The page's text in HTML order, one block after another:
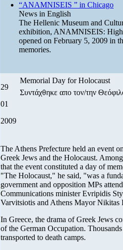
“ANAMNISEIS ” in Chicago
News in English
The Hellenic Museum and
exhibition, ANAMNISEIS:
opened on February 5, 2009 in
memories.
29
01
2009
Memorial Day for Holocaust
Συντάχθηκε απο τον/την
The Athens Prefecture held an event
Greek Jews and the Holocaust.
that the event constituted a day of
"The Holocaust," he said, "was a
government and opposition MPs
Communications minister Evripidis
Varvitsiotis and Athens Mayor
In Greece, the drama of Greek Jews
of the German Occupation.
transported to death camps.